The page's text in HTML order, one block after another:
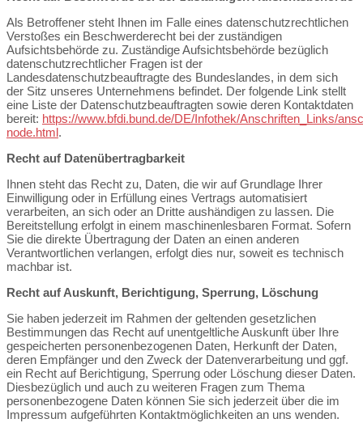
Als Betroffener steht Ihnen im Falle eines datenschutzrechtlichen
Verstoßes ein Beschwerderecht bei der zuständigen
Aufsichtsbehörde zu. Zuständige Aufsichtsbehörde bezüglich
datenschutzrechtlicher Fragen ist der
Landesdatenschutzbeauftragte des Bundeslandes, in dem sich
der Sitz unseres Unternehmens befindet. Der folgende Link stellt
eine Liste der Datenschutzbeauftragten sowie deren Kontaktdaten
bereit: https://www.bfdi.bund.de/DE/Infothek/Anschriften_Links/
node.html.
Recht auf Datenübertragbarkeit
Ihnen steht das Recht zu, Daten, die wir auf Grundlage Ihrer
Einwilligung oder in Erfüllung eines Vertrags automatisiert
verarbeiten, an sich oder an Dritte aushändigen zu lassen. Die
Bereitstellung erfolgt in einem maschinenlesbaren Format. Sofern
Sie die direkte Übertragung der Daten an einen anderen
Verantwortlichen verlangen, erfolgt dies nur, soweit es technisch
machbar ist.
Recht auf Auskunft, Berichtigung, Sperrung, Löschung
Sie haben jederzeit im Rahmen der geltenden gesetzlichen
Bestimmungen das Recht auf unentgeltliche Auskunft über Ihre
gespeicherten personenbezogenen Daten, Herkunft der Daten,
deren Empfänger und den Zweck der Datenverarbeitung und ggf.
ein Recht auf Berichtigung, Sperrung oder Löschung dieser Daten.
Diesbezüglich und auch zu weiteren Fragen zum Thema
personenbezogene Daten können Sie sich jederzeit über die im
Impressum aufgeführten Kontaktmöglichkeiten an uns wenden.